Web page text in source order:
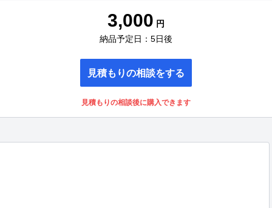
3,000 円
納品予定日：5日後
見積もりの相談をする
見積もりの相談後に購入できます